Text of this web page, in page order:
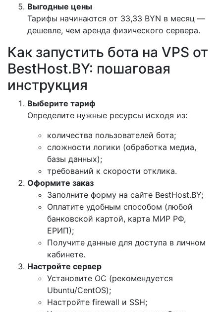
Выгодные цены
Тарифы начинаются от 33,33 BYN в месяц —
дешевле, чем аренда физического сервера.
Как запустить бота на VPS от
BestHost.BY: пошаговая
инструкция
Выберите тариф
Определите нужные ресурсы исходя из:
количества пользователей бота;
сложности логики (обработка медиа,
базы данных);
требований к скорости отклика.
Оформите заказ
Заполните форму на сайте BestHost.BY;
Оплатите удобным способом (любой
банковской картой, карта МИР РФ,
ЕРИП);
Получите данные для доступа в личном
кабинете.
Настройте сервер
Установите ОС (рекомендуется
Ubuntu/CentOS);
Настройте firewall и SSH;